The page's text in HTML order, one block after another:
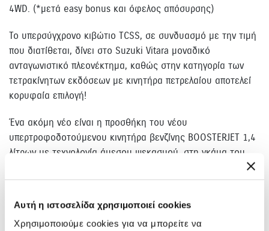
Αυτή η ιστοσελίδα χρησιμοποιεί cookies
Χρησιμοποιούμε cookies για να μπορείτε να
4WD. (*μετά easy bonus και όφελος απόσυρσης)
Το υπερσύγχρονο κιβώτιο ΤCSS, σε συνδυασμό με την τιμή
που διατίθεται, δίνει στο Suzuki Vitara μοναδικό
ανταγωνιστικό πλεονέκτημα, καθώς στην κατηγορία των
τετρακίνητων εκδόσεων με κινητήρα πετρελαίου αποτελεί
κορυφαία επιλογή!
Ένα ακόμη νέο είναι η προσθήκη του νέου
υπερτροφοδοτούμενου κινητήρα βενζίνης BOOSTERJET 1,4
λίτρων με τεχνολογία άμεσου ψεκασμού, στη γκάμα του
Vitara! Ο νέος κινητήρας έχει απόδοση 140 hp στις 5.500
rpm και μέγιστη ροπή 220 Nm διαθέσιμη από τις 1.500 έως
Ο νέος κινητήρας BOOSTERJET πληροί τις αντιρρυπαντικές